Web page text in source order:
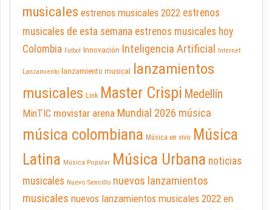
musicales estrenos musicales 2022 estrenos
musicales de esta semana estrenos musicales hoy
Colombia Futbol Innovación Inteligencia Artificial Internet
Lanzamiento lanzamiento musical
lanzamientos
musicales Link Master Crispi Medellín
MinTIC movistar arena Mundial 2026 música
música colombiana Música en vivo Música
Latina Música Popular Música Urbana noticias
musicales Nuevo Sencillo nuevos lanzamientos
musicales nuevos lanzamientos musicales 2022 en